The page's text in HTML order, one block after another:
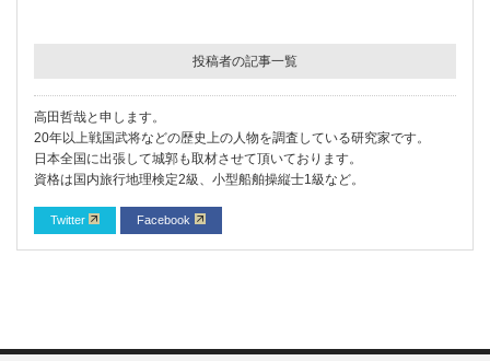
投稿者の記事一覧
高田哲哉と申します。
20年以上戦国武将などの歴史上の人物を調査している研究家です。
日本全国に出張して城郭も取材させて頂いております。
資格は国内旅行地理検定2級、小型船舶操縦士1級など。
Twitter Facebook